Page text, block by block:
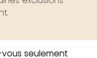
seulement